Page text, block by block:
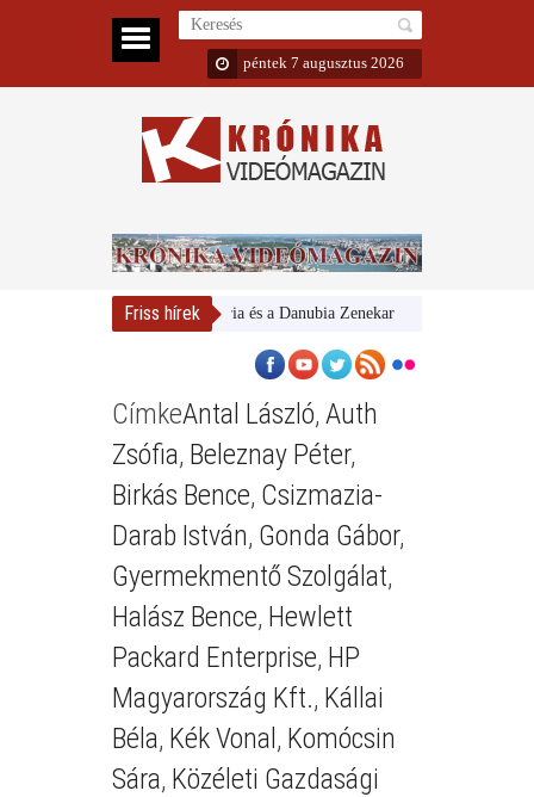
péntek 7 augusztus 2026
Friss hírek
Magyar Nemzeti Galéria és a Danubia Zenekar
CímkeAntal László, Auth
Zsófia, Beleznay Péter,
Birkás Bence, Csizmazia-
Darab István, Gonda Gábor,
Gyermekmentő Szolgálat,
Halász Bence, Hewlett
Packard Enterprise, HP
Magyarország Kft., Kállai
Béla, Kék Vonal , Komócsin
Sára, Közéleti Gazdasági